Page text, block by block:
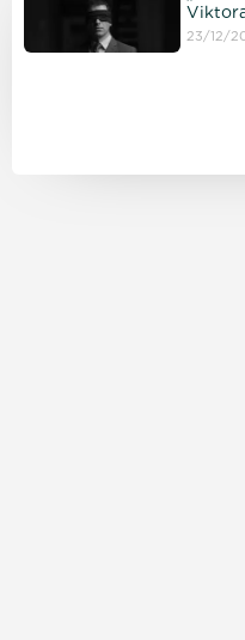
23/12/